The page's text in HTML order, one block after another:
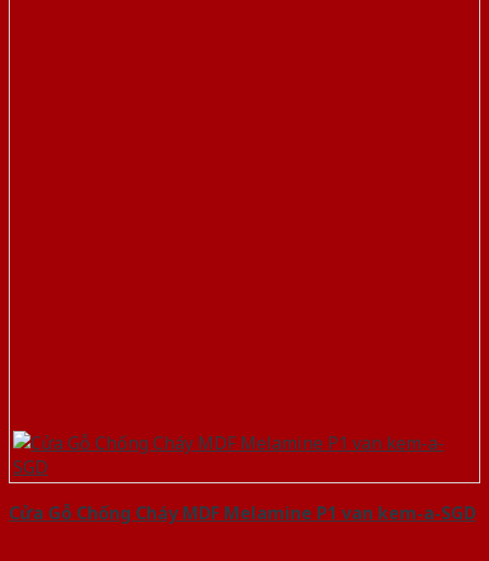
Cửa Gỗ Chống Cháy MDF Melamine P1 van kem-a-SGD